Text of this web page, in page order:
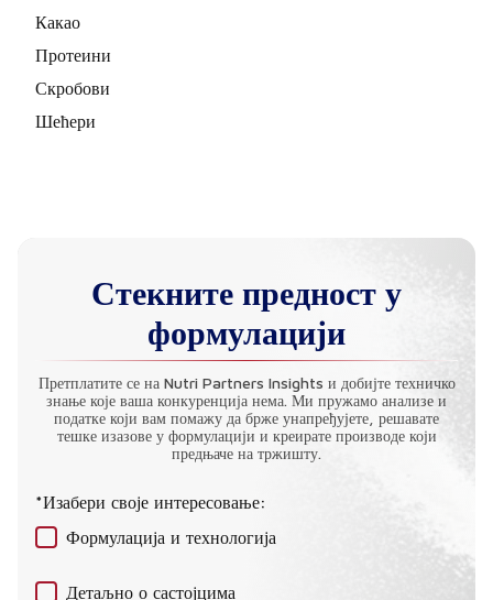
Какао
Протеини
Скробови
Шећери
Стекните предност у
формулацији
Претплатите се на Nutri Partners Insights и добијте техничко
знање које ваша конкуренција нема. Ми пружамо анализе и
податке који вам помажу да брже унапређујете, решавате
тешке изазове у формулацији и креирате производе који
предњаче на тржишту.
*Изабери своје интересовање:
Формулација и технологија
Детаљно о састојцима